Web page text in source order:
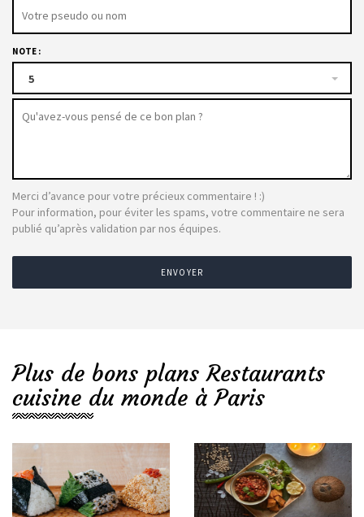
NOTE :
5
Merci d’avance pour votre précieux commentaire ! :)
Pour information, pour éviter les spams, votre commentaire ne sera
publié qu’après validation par nos équipes.
ENVOYER
Plus de bons plans Restaurants
cuisine du monde à Paris